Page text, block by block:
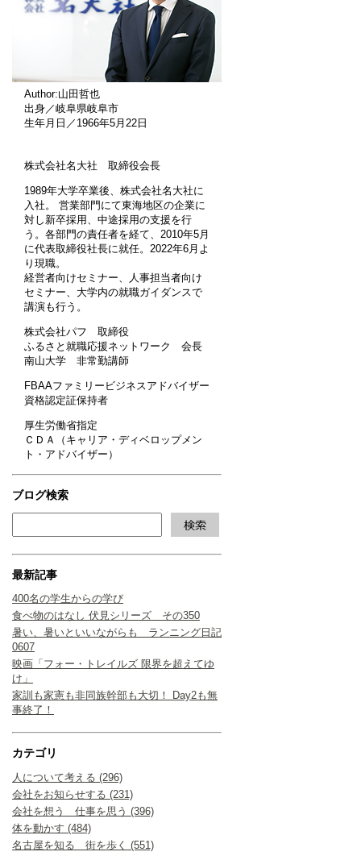
Author:山田哲也
出身／岐阜県岐阜市
生年月日／1966年5月22日
株式会社名大社 取締役会長
1989年大学卒業後、株式会社名大社に
入社。 営業部門にて東海地区の企業に
対し新卒採用、中途採用の支援を行
う。各部門の責任者を経て、2010年5月
に代表取締役社長に就任。2022年6月よ
り現職。
経営者向けセミナー、人事担当者向け
セミナー、大学内の就職ガイダンスで
講演も行う。
株式会社パフ 取締役
ふるさと就職応援ネットワーク 会長
南山大学 非常勤講師
FBAAファミリービジネスアドバイザー
資格認定証保持者
厚生労働省指定
ＣＤＡ（キャリア・ディベロップメン
ト・アドバイザー）
ブログ検索
最新記事
400名の学生からの学び
食べ物のはなし 伏見シリーズ その350
暑い、暑いといいながらも ランニング日記
0607
映画「フォー・トレイルズ 限界を超えてゆ
け」
家訓も家憲も非同族幹部も大切！ Day2も無
事終了！
カテゴリ
人について考える (296)
会社をお知らせする (231)
会社を想う 仕事を思う (396)
体を動かす (484)
名古屋を知る 街を歩く (551)